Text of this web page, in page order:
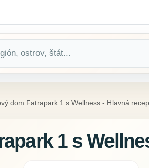
dom Fatrapark 1 s Wellness - Hlavná
1 s